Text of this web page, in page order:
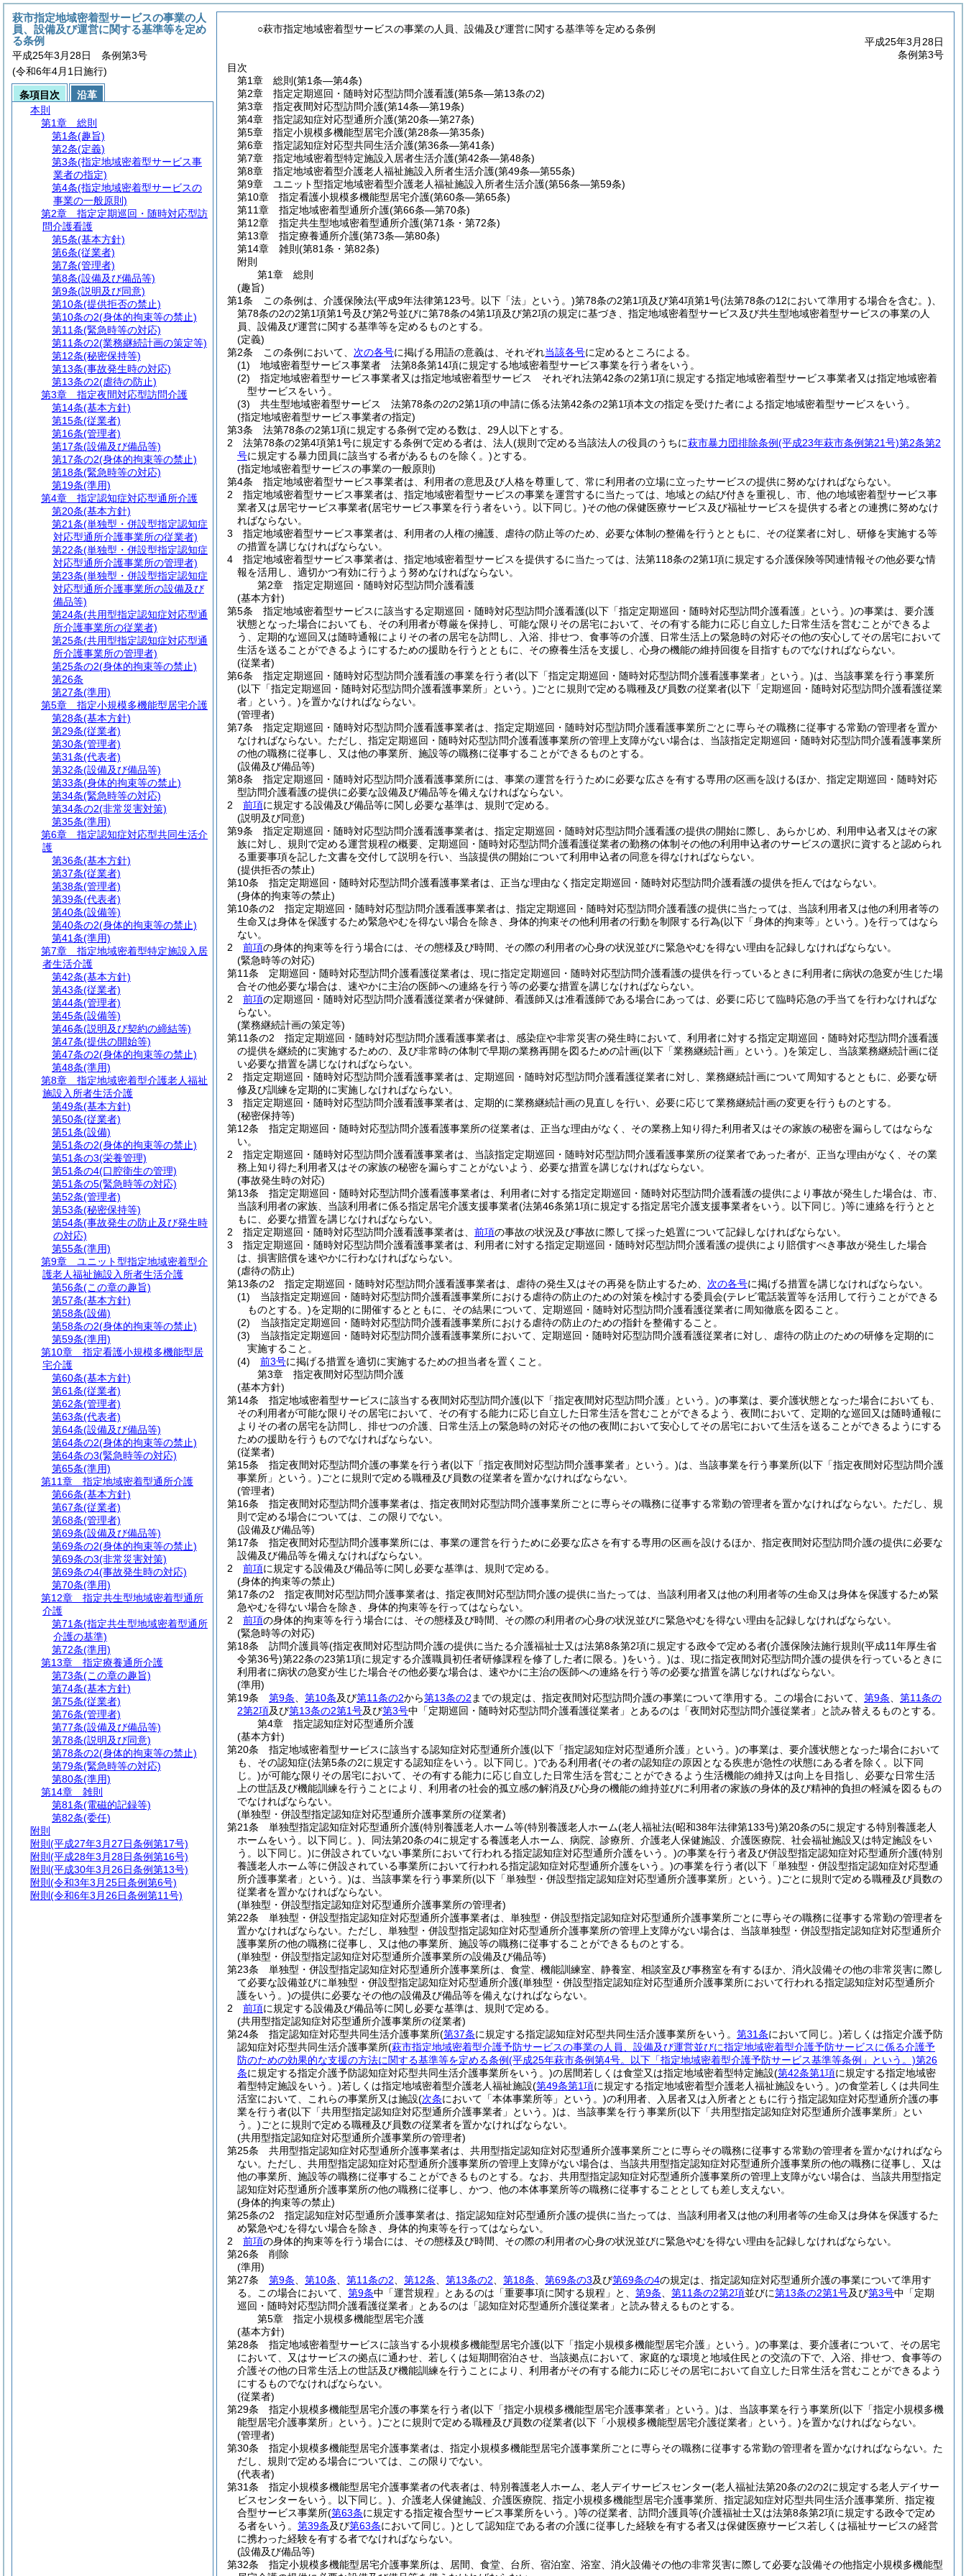
○萩市指定地域密着型サービスの事業の人員、設備及び運営に関する基準等を定める条例
平成25年3月28日
条例第3号
目次
第1章
総則 (第1条―第4条)
第2章
指定定期巡回・随時対応型訪問介護看護(第5条―第13条の2)
第3章
指定夜間対応型訪問介護(第14条―第19条)
第4章
指定認知症対応型通所介護(第20条―第27条)
第5章
指定小規模多機能型居宅介護(第28条―第35条)
第6章
指定認知症対応型共同生活介護(第36条―第41条)
第7章
指定地域密着型特定施設入居者生活介護(第42条―第48条)
第8章
指定地域密着型介護老人福祉施設入所者生活介護(第49条―第55条)
第9章
ユニット型指定地域密着型介護老人福祉施設入所者生活介護(第56条―第59条)
第10章
指定看護小規模多機能型居宅介護(第60条―第65条)
第11章
指定地域密着型通所介護(第66条―第70条)
第12章
指定共生型地域密着型通所介護(第71条・第72条)
第13章
指定療養通所介護(第73条―第80条)
第14章
雑則 (第81条・第82条)
附則
第1章
総則
(趣旨)
第1条
この条例は、介護保険法(平成9年法律第123号。以下「法」という。)第78条の2第1項及び第4項第1号(法第78条の12において準用する場合を含む。)
第78条の2の2第1項第1号及び第2号並びに第78条の4第1項及び第2項の規定に基づき、指定地域密着型サービス及び共生型地域密着型サービスの事業の人
員、設備及び運営に関する基準等を定めるものとする。
(定義)
第2条
この条例において、 次の各号に掲げる用語の意義は、それぞれ当該各号に定めるところによる。
(1)
地域密着型サービス事業者 法第8条第14項に規定する地域密着型サービス事業を行う者をいう。
(2)
指定地域密着型サービス事業者又は指定地域密着型サービス それぞれ法第42条の2第1項に規定する指定地域密着型サービス事業者又は指定地域密着
型サービスをいう。
(3)
共生型地域密着型サービス 法第78条の2の2第1項の申請に係る法第42条の2第1項本文の指定を受けた者による指定地域密着型サービスをいう。
(指定地域密着型サービス事業者の指定)
第3条
法第78条の2第1項に規定する条例で定める数は、29人以下とする。
2
法第78条の2第4項第1号に規定する条例で定める者は、法人(規則で定める当該法人の役員のうちに萩市暴力団排除条例(平成23年萩市条例第21号)第2条第2
号に規定する暴力団員に該当する者があるものを除く。)とする。
(指定地域密着型サービスの事業の一般原則)
第4条
指定地域密着型サービス事業者は、利用者の意思及び人格を尊重して、常に利用者の立場に立ったサービスの提供に努めなければならない。
2
指定地域密着型サービス事業者は、指定地域密着型サービスの事業を運営するに当たっては、地域との結び付きを重視し、市、他の地域密着型サービス事
業者又は居宅サービス事業者(居宅サービス事業を行う者をいう。以下同じ。)その他の保健医療サービス及び福祉サービスを提供する者との連携に努めなけ
ればならない。
3
指定地域密着型サービス事業者は、利用者の人権の擁護、虐待の防止等のため、必要な体制の整備を行うとともに、その従業者に対し、研修を実施する等
の措置を講じなければならない。
4
指定地域密着型サービス事業者は、指定地域密着型サービスを提供するに当たっては、法第118条の2第1項に規定する介護保険等関連情報その他必要な情
報を活用し、適切かつ有効に行うよう努めなければならない。
第2章
指定定期巡回・随時対応型訪問介護看護
(基本方針)
第5条
指定地域密着型サービスに該当する定期巡回・随時対応型訪問介護看護(以下「指定定期巡回・随時対応型訪問介護看護」という。)の事業は、要介護
状態となった場合においても、その利用者が尊厳を保持し、可能な限りその居宅において、その有する能力に応じ自立した日常生活を営むことができるよ
う、定期的な巡回又は随時通報によりその者の居宅を訪問し、入浴、排せつ、食事等の介護、日常生活上の緊急時の対応その他の安心してその居宅において
生活を送ることができるようにするための援助を行うとともに、その療養生活を支援し、心身の機能の維持回復を目指すものでなければならない。
(従業者)
第6条
指定定期巡回・随時対応型訪問介護看護の事業を行う者(以下「指定定期巡回・随時対応型訪問介護看護事業者」という。)は、当該事業を行う事業所
(以下「指定定期巡回・随時対応型訪問介護看護事業所」という。)ごとに規則で定める職種及び員数の従業者(以下「定期巡回・随時対応型訪問介護看護従業
者」という。)を置かなければならない。
(管理者)
第7条
指定定期巡回・随時対応型訪問介護看護事業者は、指定定期巡回・随時対応型訪問介護看護事業所ごとに専らその職務に従事する常勤の管理者を置か
なければならない。 ただし、指定定期巡回・随時対応型訪問介護看護事業所の管理上支障がない場合は、当該指定定期巡回・随時対応型訪問介護看護事業所
の他の職務に従事し、又は他の事業所、施設等の職務に従事することができるものとする。
(設備及び備品等)
第8条
指定定期巡回・随時対応型訪問介護看護事業所には、事業の運営を行うために必要な広さを有する専用の区画を設けるほか、指定定期巡回・随時対応
型訪問介護看護の提供に必要な設備及び備品等を備えなければならない。
2
前項に規定する設備及び備品等に関し必要な基準は、規則で定める。
(説明及び同意)
第9条
指定定期巡回・随時対応型訪問介護看護事業者は、指定定期巡回・随時対応型訪問介護看護の提供の開始に際し、あらかじめ、利用申込者又はその家
族に対し、規則で定める運営規程の概要、定期巡回・随時対応型訪問介護看護従業者の勤務の体制その他の利用申込者のサービスの選択に資すると認められ
る重要事項を記した文書を交付して説明を行い、当該提供の開始について利用申込者の同意を得なければならない。
(提供拒否の禁止)
第10条
指定定期巡回・随時対応型訪問介護看護事業者は、正当な理由なく指定定期巡回・随時対応型訪問介護看護の提供を拒んではならない。
(身体的拘束等の禁止)
第10条の2
指定定期巡回・随時対応型訪問介護看護事業者は、指定定期巡回・随時対応型訪問介護看護の提供に当たっては、当該利用者又は他の利用者等の
生命又は身体を保護するため緊急やむを得ない場合を除き、身体的拘束その他利用者の行動を制限する行為(以下「身体的拘束等」という。)を行ってはなら
ない。
2
前項の身体的拘束等を行う場合には、その態様及び時間、その際の利用者の心身の状況並びに緊急やむを得ない理由を記録しなければならない。
(緊急時等の対応)
第11条
定期巡回・随時対応型訪問介護看護従業者は、現に指定定期巡回・随時対応型訪問介護看護の提供を行っているときに利用者に病状の急変が生じた場
合その他必要な場合は、速やかに主治の医師への連絡を行う等の必要な措置を講じなければならない。
2
前項の定期巡回・随時対応型訪問介護看護従業者が保健師、看護師又は准看護師である場合にあっては、必要に応じて臨時応急の手当てを行わなければな
らない。
(業務継続計画の策定等)
第11条の2
指定定期巡回・随時対応型訪問介護看護事業者は、感染症や非常災害の発生時において、利用者に対する指定定期巡回・随時対応型訪問介護看護
の提供を継続的に実施するための、及び非常時の体制で早期の業務再開を図るための計画(以下「業務継続計画」という。)を策定し、当該業務継続計画に従
い必要な措置を講じなければならない。
2
指定定期巡回・随時対応型訪問介護看護事業者は、定期巡回・随時対応型訪問介護看護従業者に対し、業務継続計画について周知するとともに、必要な研
修及び訓練を定期的に実施しなければならない。
3
指定定期巡回・随時対応型訪問介護看護事業者は、定期的に業務継続計画の見直しを行い、必要に応じて業務継続計画の変更を行うものとする。
(秘密保持等)
第12条
指定定期巡回・随時対応型訪問介護看護事業所の従業者は、正当な理由がなく、その業務上知り得た利用者又はその家族の秘密を漏らしてはならな
い。
2
指定定期巡回・随時対応型訪問介護看護事業者は、当該指定定期巡回・随時対応型訪問介護看護事業所の従業者であった者が、正当な理由がなく、その業
務上知り得た利用者又はその家族の秘密を漏らすことがないよう、必要な措置を講じなければならない。
(事故発生時の対応)
第13条
指定定期巡回・随時対応型訪問介護看護事業者は、利用者に対する指定定期巡回・随時対応型訪問介護看護の提供により事故が発生した場合は、市、
当該利用者の家族、当該利用者に係る指定居宅介護支援事業者(法第46条第1項に規定する指定居宅介護支援事業者をいう。以下同じ。)等に連絡を行うとと
もに、必要な措置を講じなければならない。
2
指定定期巡回・随時対応型訪問介護看護事業者は、 前項の事故の状況及び事故に際して採った処置について記録しなければならない。
3
指定定期巡回・随時対応型訪問介護看護事業者は、利用者に対する指定定期巡回・随時対応型訪問介護看護の提供により賠償すべき事故が発生した場合
は、損害賠償を速やかに行わなければならない。
(虐待の防止)
第13条の2
指定定期巡回・随時対応型訪問介護看護事業者は、虐待の発生又はその再発を防止するため、 次の各号に掲げる措置を講じなければならない。
(1)
当該指定定期巡回・随時対応型訪問介護看護事業所における虐待の防止のための対策を検討する委員会(テレビ電話装置等を活用して行うことができる
ものとする。)を定期的に開催するとともに、その結果について、定期巡回・随時対応型訪問介護看護従業者に周知徹底を図ること。
(2)
当該指定定期巡回・随時対応型訪問介護看護事業所における虐待の防止のための指針を整備すること。
(3)
当該指定定期巡回・随時対応型訪問介護看護事業所において、定期巡回・随時対応型訪問介護看護従業者に対し、虐待の防止のための研修を定期的に
実施すること。
(4)
前3号に掲げる措置を適切に実施するための担当者を置くこと。
第3章
指定夜間対応型訪問介護
(基本方針)
第14条
指定地域密着型サービスに該当する夜間対応型訪問介護(以下「指定夜間対応型訪問介護」という。)の事業は、要介護状態となった場合においても、
その利用者が可能な限りその居宅において、その有する能力に応じ自立した日常生活を営むことができるよう、夜間において、定期的な巡回又は随時通報に
よりその者の居宅を訪問し、排せつの介護、日常生活上の緊急時の対応その他の夜間において安心してその居宅において生活を送ることができるようにする
ための援助を行うものでなければならない。
(従業者)
第15条
指定夜間対応型訪問介護の事業を行う者(以下「指定夜間対応型訪問介護事業者」という。)は、当該事業を行う事業所(以下「指定夜間対応型訪問介護
事業所」という。)ごとに規則で定める職種及び員数の従業者を置かなければならない。
(管理者)
第16条
指定夜間対応型訪問介護事業者は、指定夜間対応型訪問介護事業所ごとに専らその職務に従事する常勤の管理者を置かなければならない。 ただし、規
則で定める場合については、この限りでない。
(設備及び備品等)
第17条
指定夜間対応型訪問介護事業所には、事業の運営を行うために必要な広さを有する専用の区画を設けるほか、指定夜間対応型訪問介護の提供に必要な
設備及び備品等を備えなければならない。
2
前項に規定する設備及び備品等に関し必要な基準は、規則で定める。
(身体的拘束等の禁止)
第17条の2
指定夜間対応型訪問介護事業者は、指定夜間対応型訪問介護の提供に当たっては、当該利用者又は他の利用者等の生命又は身体を保護するため緊
急やむを得ない場合を除き、身体的拘束等を行ってはならない。
2
前項の身体的拘束等を行う場合には、その態様及び時間、その際の利用者の心身の状況並びに緊急やむを得ない理由を記録しなければならない。
(緊急時等の対応)
第18条
訪問介護員等(指定夜間対応型訪問介護の提供に当たる介護福祉士又は法第8条第2項に規定する政令で定める者(介護保険法施行規則 (平成11年厚生省
令第36号)第22条の23第1項に規定する介護職員初任者研修課程を修了した者に限る。)をいう。)は、現に指定夜間対応型訪問介護の提供を行っているときに
利用者に病状の急変が生じた場合その他必要な場合は、速やかに主治の医師への連絡を行う等の必要な措置を講じなければならない。
(準用)
第19条
第9条 第10条及び第11条の2から第13条の2 までの規定は、指定夜間対応型訪問介護の事業について準用する。 この場合において、 第9条
第11条の
2第2項及び第13条の2第1号及び第3号中「定期巡回・随時対応型訪問介護看護従業者」とあるのは「夜間対応型訪問介護従業者」と読み替えるものとする。
第4章
指定認知症対応型通所介護
(基本方針)
第20条
指定地域密着型サービスに該当する認知症対応型通所介護(以下「指定認知症対応型通所介護」という。)の事業は、要介護状態となった場合において
も、その認知症(法第5条の2に規定する認知症をいう。以下同じ。)である利用者(その者の認知症の原因となる疾患が急性の状態にある者を除く。以下同
じ。)が可能な限りその居宅において、その有する能力に応じ自立した日常生活を営むことができるよう生活機能の維持又は向上を目指し、必要な日常生活
上の世話及び機能訓練を行うことにより、利用者の社会的孤立感の解消及び心身の機能の維持並びに利用者の家族の身体的及び精神的負担の軽減を図るもの
でなければならない。
(単独型・併設型指定認知症対応型通所介護事業所の従業者)
第21条
単独型指定認知症対応型通所介護(特別養護老人ホーム等(特別養護老人ホーム(老人福祉法(昭和38年法律第133号)第20条の5に規定する特別養護老人
ホームをいう。以下同じ。) 、同法第20条の4に規定する養護老人ホーム、病院、診療所、介護老人保健施設、介護医療院、社会福祉施設又は特定施設をい
う。以下同じ。)に併設されていない事業所において行われる指定認知症対応型通所介護をいう。)の事業を行う者及び併設型指定認知症対応型通所介護(特別
養護老人ホーム等に併設されている事業所において行われる指定認知症対応型通所介護をいう。)の事業を行う者(以下「単独型・併設型指定認知症対応型通
所介護事業者」という。)は、当該事業を行う事業所(以下「単独型・併設型指定認知症対応型通所介護事業所」という。)ごとに規則で定める職種及び員数の
従業者を置かなければならない。
(単独型・併設型指定認知症対応型通所介護事業所の管理者)
第22条
単独型・併設型指定認知症対応型通所介護事業者は、単独型・併設型指定認知症対応型通所介護事業所ごとに専らその職務に従事する常勤の管理者を
置かなければならない。 ただし、単独型・併設型指定認知症対応型通所介護事業所の管理上支障がない場合は、当該単独型・併設型指定認知症対応型通所介
護事業所の他の職務に従事し、又は他の事業所、施設等の職務に従事することができるものとする。
(単独型・併設型指定認知症対応型通所介護事業所の設備及び備品等)
第23条
単独型・併設型指定認知症対応型通所介護事業所は、食堂、機能訓練室、静養室、相談室及び事務室を有するほか、消火設備その他の非常災害に際し
て必要な設備並びに単独型・併設型指定認知症対応型通所介護(単独型・併設型指定認知症対応型通所介護事業所において行われる指定認知症対応型通所介
護をいう。)の提供に必要なその他の設備及び備品等を備えなければならない。
2
前項に規定する設備及び備品等に関し必要な基準は、規則で定める。
(共用型指定認知症対応型通所介護事業所の従業者)
第24条
指定認知症対応型共同生活介護事業所(第37条に規定する指定認知症対応型共同生活介護事業所をいう。 第31条において同じ。)若しくは指定介護予防
認知症対応型共同生活介護事業所(萩市指定地域密着型介護予防サービスの事業の人員、設備及び運営並びに指定地域密着型介護予防サービスに係る介護予
防のための効果的な支援の方法に関する基準等を定める条例(平成25年萩市条例第4号。以下「指定地域密着型介護予防サービス基準等条例」という。)第26
条に規定する指定介護予防認知症対応型共同生活介護事業所をいう。)の居間若しくは食堂又は指定地域密着型特定施設(第42条第1項に規定する指定地域密
着型特定施設をいう。)若しくは指定地域密着型介護老人福祉施設(第49条第1項に規定する指定地域密着型介護老人福祉施設をいう。)の食堂若しくは共同生
活室において、これらの事業所又は施設(次条において「本体事業所等」という。)の利用者、入居者又は入所者とともに行う指定認知症対応型通所介護の事
業を行う者(以下「共用型指定認知症対応型通所介護事業者」という。)は、当該事業を行う事業所(以下「共用型指定認知症対応型通所介護事業所」とい
う。)ごとに規則で定める職種及び員数の従業者を置かなければならない。
(共用型指定認知症対応型通所介護事業所の管理者)
第25条
共用型指定認知症対応型通所介護事業者は、共用型指定認知症対応型通所介護事業所ごとに専らその職務に従事する常勤の管理者を置かなければなら
ない。 ただし、共用型指定認知症対応型通所介護事業所の管理上支障がない場合は、当該共用型指定認知症対応型通所介護事業所の他の職務に従事し、又は
他の事業所、施設等の職務に従事することができるものとする。 なお、共用型指定認知症対応型通所介護事業所の管理上支障がない場合は、当該共用型指定
認知症対応型通所介護事業所の他の職務に従事し、かつ、他の本体事業所等の職務に従事することとしても差し支えない。
(身体的拘束等の禁止)
第25条の2
指定認知症対応型通所介護事業者は、指定認知症対応型通所介護の提供に当たっては、当該利用者又は他の利用者等の生命又は身体を保護するた
め緊急やむを得ない場合を除き、身体的拘束等を行ってはならない。
2
前項の身体的拘束等を行う場合には、その態様及び時間、その際の利用者の心身の状況並びに緊急やむを得ない理由を記録しなければならない。
第26条
削除
(準用)
第27条
第9条 第10条 第11条の2 第12条 第13条の2 第18条 第69条の3及び第69条の4の規定は、指定認知症対応型通所介護の事業について準用す
る。
この場合において、 第9条中「運営規程」とあるのは「重要事項に関する規程」と、 第9条 第11条の2第2項並びに第13条の2第1号及び第3号中「定期
巡回・随時対応型訪問介護看護従業者」とあるのは「認知症対応型通所介護従業者」と読み替えるものとする。
第5章
指定小規模多機能型居宅介護
(基本方針)
第28条
指定地域密着型サービスに該当する小規模多機能型居宅介護(以下「指定小規模多機能型居宅介護」という。)の事業は、要介護者について、その居宅
において、又はサービスの拠点に通わせ、若しくは短期間宿泊させ、当該拠点において、家庭的な環境と地域住民との交流の下で、入浴、排せつ、食事等の
介護その他の日常生活上の世話及び機能訓練を行うことにより、利用者がその有する能力に応じその居宅において自立した日常生活を営むことができるよう
にするものでなければならない。
(従業者)
第29条
指定小規模多機能型居宅介護の事業を行う者(以下「指定小規模多機能型居宅介護事業者」という。)は、当該事業を行う事業所(以下「指定小規模多機
能型居宅介護事業所」という。)ごとに規則で定める職種及び員数の従業者(以下「小規模多機能型居宅介護従業者」という。)を置かなければならない。
(管理者)
第30条
指定小規模多機能型居宅介護事業者は、指定小規模多機能型居宅介護事業所ごとに専らその職務に従事する常勤の管理者を置かなければならない。 た
だし、規則で定める場合については、この限りでない。
(代表者)
第31条
指定小規模多機能型居宅介護事業者の代表者は、特別養護老人ホーム、老人デイサービスセンター(老人福祉法第20条の2の2に規定する老人デイサー
ビスセンターをいう。以下同じ。) 、介護老人保健施設、介護医療院、指定小規模多機能型居宅介護事業所、指定認知症対応型共同生活介護事業所、指定複
合型サービス事業所(第63条に規定する指定複合型サービス事業所をいう。)等の従業者、訪問介護員等(介護福祉士又は法第8条第2項に規定する政令で定め
る者をいう。 第39条及び第63条において同じ。)として認知症である者の介護に従事した経験を有する者又は保健医療サービス若しくは福祉サービスの経営
に携わった経験を有する者でなければならない。
(設備及び備品等)
第32条
指定小規模多機能型居宅介護事業所は、居間、食堂、台所、宿泊室、浴室、消火設備その他の非常災害に際して必要な設備その他指定小規模多機能型
萩市指定地域密着型サービスの事業の人
員、設備及び運営に関する基準等を定め
る条例
平成25年3月28日 条例第3号
(令和6年4月1日施行)
条項目次
沿革
本則
第1章
総則
第1条(趣旨)
第2条(定義)
第3条(指定地域密着型サービス事
業者の指定)
第4条(指定地域密着型サービスの
事業の一般原則)
第2章
指定定期巡回・随時対応型訪
問介護看護
第5条(基本方針)
第6条(従業者)
第7条(管理者)
第8条(設備及び備品等)
第9条(説明及び同意)
第10条(提供拒否の禁止)
第10条の2(身体的拘束等の禁止)
第11条(緊急時等の対応)
第11条の2(業務継続計画の策定等)
第12条(秘密保持等)
第13条(事故発生時の対応)
第13条の2(虐待の防止)
第3章
指定夜間対応型訪問介護
第14条(基本方針)
第15条(従業者)
第16条(管理者)
第17条(設備及び備品等)
第17条の2(身体的拘束等の禁止)
第18条(緊急時等の対応)
第19条(準用)
第4章
指定認知症対応型通所介護
第20条(基本方針)
第21条(単独型・併設型指定認知症
対応型通所介護事業所の従業者)
第22条(単独型・併設型指定認知症
対応型通所介護事業所の管理者)
第23条(単独型・併設型指定認知症
対応型通所介護事業所の設備及び
備品等)
第24条(共用型指定認知症対応型通
所介護事業所の従業者)
第25条(共用型指定認知症対応型通
所介護事業所の管理者)
第25条の2(身体的拘束等の禁止)
第26条
第27条(準用)
第5章
指定小規模多機能型居宅介護
第28条(基本方針)
第29条(従業者)
第30条(管理者)
第31条(代表者)
第32条(設備及び備品等)
第33条(身体的拘束等の禁止)
第34条(緊急時等の対応)
第34条の2(非常災害対策)
第35条(準用)
第6章
指定認知症対応型共同生活介
護
第36条(基本方針)
第37条(従業者)
第38条(管理者)
第39条(代表者)
第40条(設備等)
第40条の2(身体的拘束等の禁止)
第41条(準用)
第7章
指定地域密着型特定施設入居
者生活介護
第42条(基本方針)
第43条(従業者)
第44条(管理者)
第45条(設備等)
第46条(説明及び契約の締結等)
第47条(提供の開始等)
第47条の2(身体的拘束等の禁止)
第48条(準用)
第8章
指定地域密着型介護老人福祉
施設入所者生活介護
第49条(基本方針)
第50条(従業者)
第51条(設備)
第51条の2(身体的拘束等の禁止)
第51条の3(栄養管理)
第51条の4(口腔衛生の管理)
第51条の5(緊急時等の対応)
第52条(管理者)
第53条(秘密保持等)
第54条(事故発生の防止及び発生時
の対応)
第55条(準用)
第9章
ユニット型指定地域密着型介
護老人福祉施設入所者生活介護
第56条(この章の趣旨)
第57条(基本方針)
第58条(設備)
第58条の2(身体的拘束等の禁止)
第59条(準用)
第10章
指定看護小規模多機能型居
宅介護
第60条(基本方針)
第61条(従業者)
第62条(管理者)
第63条(代表者)
第64条(設備及び備品等)
第64条の2(身体的拘束等の禁止)
第64条の3(緊急時等の対応)
第65条(準用)
第11章
指定地域密着型通所介護
第66条(基本方針)
第67条(従業者)
第68条(管理者)
第69条(設備及び備品等)
第69条の2(身体的拘束等の禁止)
第69条の3(非常災害対策)
第69条の4(事故発生時の対応)
第70条(準用)
第12章
指定共生型地域密着型通所
介護
第71条(指定共生型地域密着型通所
介護の基準)
第72条(準用)
第13章
指定療養通所介護
第73条(この章の趣旨)
第74条(基本方針)
第75条(従業者)
第76条(管理者)
第77条(設備及び備品等)
第78条(説明及び同意)
第78条の2(身体的拘束等の禁止)
第79条(緊急時等の対応)
第80条(準用)
第14章
雑則
第81条(電磁的記録等)
第82条(委任)
附則
附則 (平成27年3月27日条例第17号)
附則 (平成28年3月28日条例第16号)
附則 (平成30年3月26日条例第13号)
附則 (令和3年3月25日条例第6号)
附則 (令和6年3月26日条例第11号)